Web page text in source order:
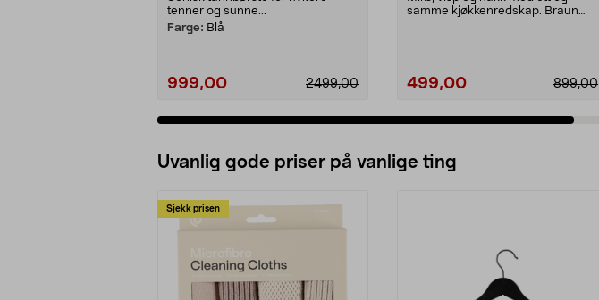
Edition
tenner og sunne...
Farge: Blå
999,00 2499,00
samme kjøkkenredskap. Braun
499,00 899,00
Uvanlig gode priser på vanlige ting
Sjekk prisen